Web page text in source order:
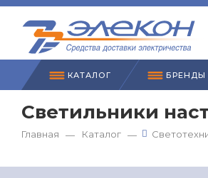
КАТАЛОГ БРЕНДЫ
Светильники
Главная — Каталог —